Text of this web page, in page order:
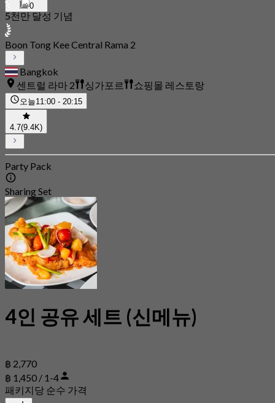
0
5천만 달성 기념
Boon Tong Kee Central Rama 2
Bangkok
센트럴 라마 2
싱가포르 쇼핑몰 레스토랑
오늘11:00 - 20:15
4.7(9.4K)
Party Pack
Sharing Set
4인 공유 세트 (신메뉴)
฿ 2,770
฿ 1,450 / 1-4
패키지당 순수 가격